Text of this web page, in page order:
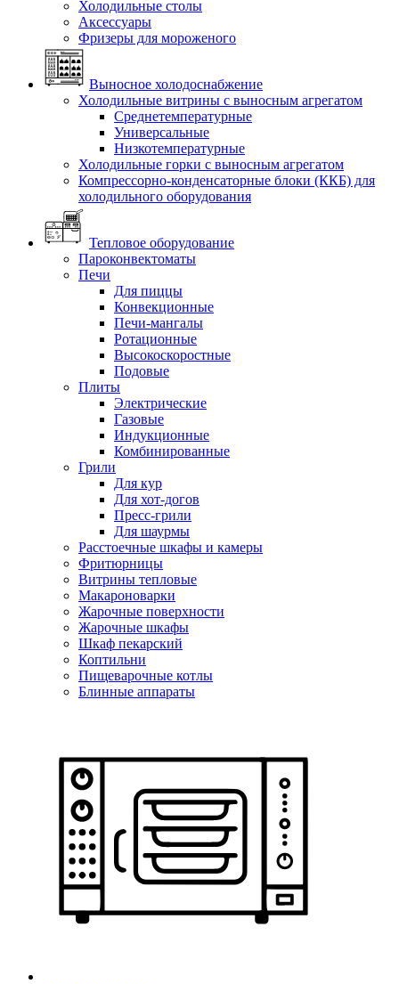
Холодильные столы
Аксессуары
Фризеры для мороженого
Выносное холодоснабжение
Холодильные витрины с выносным агрегатом
Среднетемпературные
Универсальные
Низкотемпературные
Холодильные горки с выносным агрегатом
Компрессорно-конденсаторные блоки (ККБ) для
холодильного оборудования
Тепловое оборудование
Пароконвектоматы
Печи
Для пиццы
Конвекционные
Печи-мангалы
Ротационные
Высокоскоростные
Подовые
Плиты
Электрические
Газовые
Индукционные
Комбинированные
Грили
Для кур
Для хот-догов
Пресс-грили
Для шаурмы
Расстоечные шкафы и камеры
Фритюрницы
Витрины тепловые
Макароноварки
Жарочные поверхности
Жарочные шкафы
Шкаф пекарский
Коптильни
Пищеварочные котлы
Блинные аппараты